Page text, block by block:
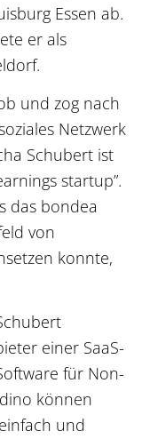
Essen ab.
er als
und zog nach
Netzwerk
Schubert ist
startup”.
das bondea
von
konnte,
einer SaaS-
für Non-
können
und